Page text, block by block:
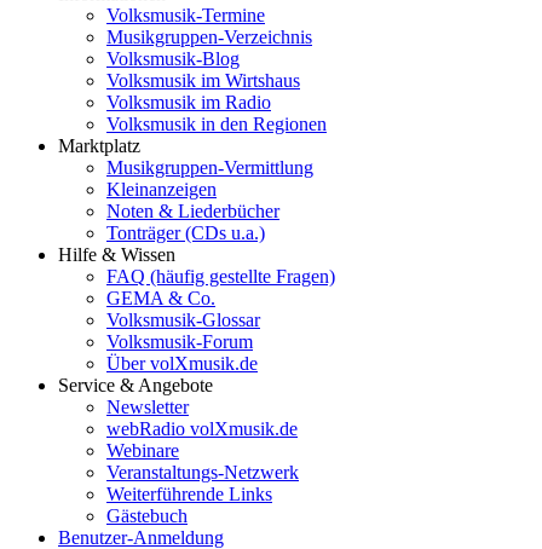
Volksmusik-Termine
Musikgruppen-Verzeichnis
Volksmusik-Blog
Volksmusik im Wirtshaus
Volksmusik im Radio
Volksmusik in den Regionen
Marktplatz
Musikgruppen-Vermittlung
Kleinanzeigen
Noten & Liederbücher
Tonträger (CDs u.a.)
Hilfe & Wissen
FAQ (häufig gestellte Fragen)
GEMA & Co.
Volksmusik-Glossar
Volksmusik-Forum
Über volXmusik.de
Service & Angebote
Newsletter
webRadio volXmusik.de
Webinare
Veranstaltungs-Netzwerk
Weiterführende Links
Gästebuch
Benutzer-Anmeldung